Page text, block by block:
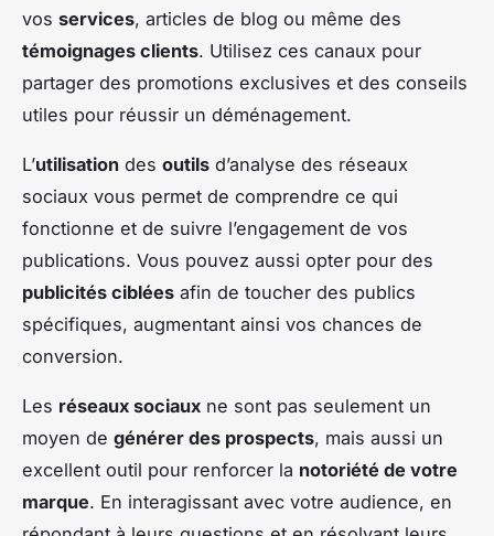
vos services, articles de blog ou même des
témoignages clients. Utilisez ces canaux pour
partager des promotions exclusives et des conseils
utiles pour réussir un déménagement.
L’utilisation des outils d’analyse des réseaux
sociaux vous permet de comprendre ce qui
fonctionne et de suivre l’engagement de vos
publications. Vous pouvez aussi opter pour des
publicités ciblées afin de toucher des publics
spécifiques, augmentant ainsi vos chances de
conversion.
Les réseaux sociaux ne sont pas seulement un
moyen de générer des prospects, mais aussi un
excellent outil pour renforcer la notoriété de votre
marque. En interagissant avec votre audience, en